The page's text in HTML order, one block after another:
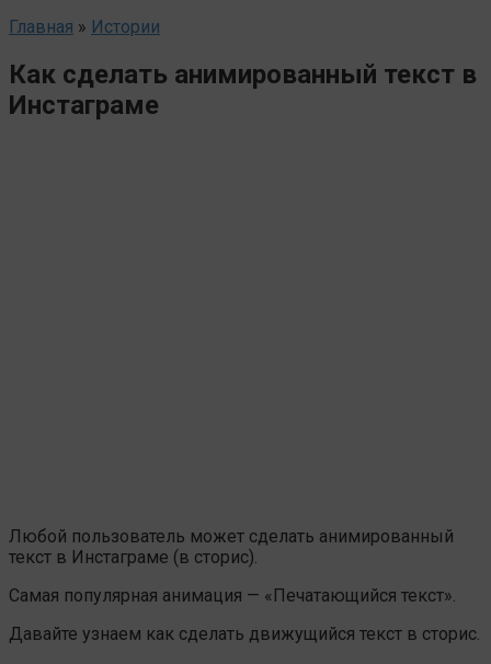
Главная » Истории
Как сделать анимированный текст в
Инстаграме
Любой пользователь может сделать анимированный
текст в Инстаграме (в сторис).
Самая популярная анимация — «Печатающийся текст».
Давайте узнаем как сделать движущийся текст в сторис.